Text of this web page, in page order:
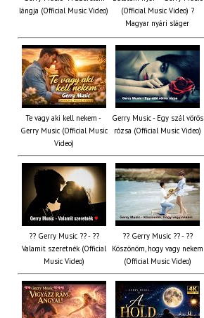
lángja (Official Music Video)
(Official Music Video) ?
Magyar nyári sláger
Te vagy aki kell nekem -
Gerry Music (Official Music
Video)
Gerry Music - Egy szál vörös
rózsa (Official Music Video)
?? Gerry Music ?? - ??
Valamit szeretnék (Official
Music Video)
?? Gerry Music ?? - ??
Köszönöm, hogy vagy nekem
(Official Music Video)